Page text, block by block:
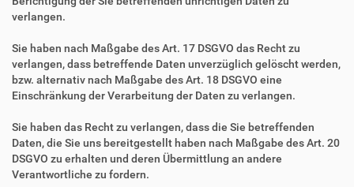
verlangen.
Sie haben nach Maßgabe des Art. 17 DSGVO das Recht zu
verlangen, dass betreffende Daten unverzüglich gelöscht werden,
bzw. alternativ nach Maßgabe des Art. 18 DSGVO eine
Einschränkung der Verarbeitung der Daten zu verlangen.
Sie haben das Recht zu verlangen, dass die Sie betreffenden
Daten, die Sie uns bereitgestellt haben nach Maßgabe des Art. 20
DSGVO zu erhalten und deren Übermittlung an andere
Verantwortliche zu fordern.